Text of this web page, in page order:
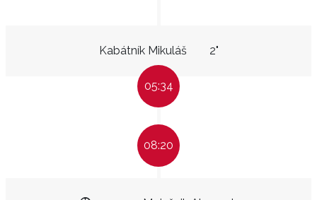
Kabátník Mikuláš 2"
05:34
08:20